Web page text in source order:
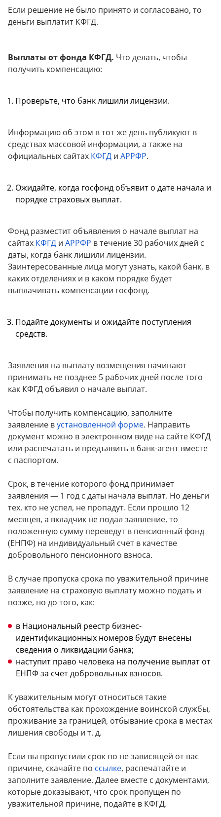
Если решение не было принято и согласовано, то
деньги выплатит КФГД.
Выплаты от фонда КФГД. Что делать, чтобы
получить компенсацию:
Проверьте, что банк лишили лицензии.
Информацию об этом в тот же день публикуют в
средствах массовой информации, а также на
официальных сайтах КФГД и АРРФР.
Ожидайте, когда госфонд объявит о дате начала и
порядке страховых выплат.
Фонд разместит объявления о начале выплат на
сайтах КФГД и АРРФР в течение 30 рабочих дней с
даты, когда банк лишили лицензии.
Заинтересованные лица могут узнать, какой банк, в
каких отделениях и в каком порядке будет
выплачивать компенсации госфонд.
Подайте документы и ожидайте поступления
средств.
Заявления на выплату возмещения начинают
принимать не позднее 5 рабочих дней после того
как КФГД объявил о начале выплат.
Чтобы получить компенсацию, заполните
заявление вустановленной форме. Направить
документ можно в электронном виде на сайте КФГД
или распечатать и предъявить в банк-агент вместе
с паспортом.
Срок, в течение которого фонд принимает
заявления — 1 год с даты начала выплат. Но деньги
тех, кто не успел, не пропадут. Если прошло 12
месяцев, а вкладчик не подал заявление, то
положенную сумму переведут в пенсионный фонд
(ЕНПФ) на индивидуальный счет в качестве
добровольного пенсионного взноса.
В случае пропуска срока по уважительной причине
заявление на страховую выплату можно подать и
позже, но до того, как:
в Национальный реестр бизнес-
идентификационных номеров будут внесены
сведения о ликвидации банка;
наступит право человека на получение выплат от
ЕНПФ за счет добровольных взносов.
К уважительным могут относиться такие
обстоятельства как прохождение воинской службы,
проживание за границей, отбывание срока в местах
лишения свободы и т. д.
Если вы пропустили срок по не зависящей от вас
причине, скачайте по ссылке, распечатайте и
заполните заявление. Далее вместе с документами,
которые доказывают, что срок пропущен по
уважительной причине, подайте в КФГД.